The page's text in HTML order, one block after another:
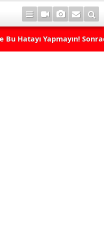
Hatayı Yapmayın!